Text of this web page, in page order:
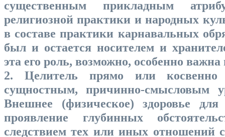
существенным прикладным
религиозной практики и народных
в составе практики карнавальных
был и остается носителем и
эта его роль, возможно, особенно
2. Целитель прямо или косвенно
сущностным, причинно-смысловым
Внешнее (физическое) здоровье для
проявление глубинных
следствием тех или иных отношений